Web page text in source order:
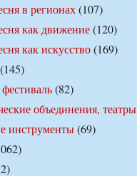
в регионах(107)
как движение(120)
как искусство(169)
(145)
(82)
объединения, театры
инструменты(69)